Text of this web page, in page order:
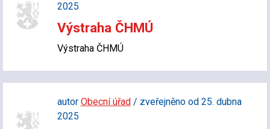
2025
Výstraha ČHMÚ
Výstraha ČHMÚ
autor Obecní úřad/ zveřejněno od 25. dubna
2025